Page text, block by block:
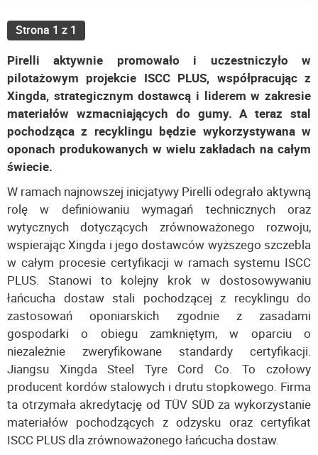
Strona 1 z 1
Pirelli aktywnie promowało i uczestniczyło w
pilotażowym projekcie ISCC PLUS, współpracując z
Xingda, strategicznym dostawcą i liderem w zakresie
materiałów wzmacniających do gumy. A teraz stal
pochodząca z recyklingu będzie wykorzystywana w
oponach produkowanych w wielu zakładach na całym
świecie.
W ramach najnowszej inicjatywy Pirelli odegrało aktywną
rolę w definiowaniu wymagań technicznych oraz
wytycznych dotyczących zrównoważonego rozwoju,
wspierając Xingda i jego dostawców wyższego szczebla
w całym procesie certyfikacji w ramach systemu ISCC
PLUS. Stanowi to kolejny krok w dostosowywaniu
łańcucha dostaw stali pochodzącej z recyklingu do
zastosowań oponiarskich zgodnie z zasadami
gospodarki o obiegu zamkniętym, w oparciu o
niezależnie zweryfikowane standardy certyfikacji.
Jiangsu Xingda Steel Tyre Cord Co. To czołowy
producent kordów stalowych i drutu stopkowego. Firma
ta otrzymała akredytację od TÜV SÜD za wykorzystanie
materiałów pochodzących z odzysku oraz certyfikat
ISCC PLUS dla zrównoważonego łańcucha dostaw.